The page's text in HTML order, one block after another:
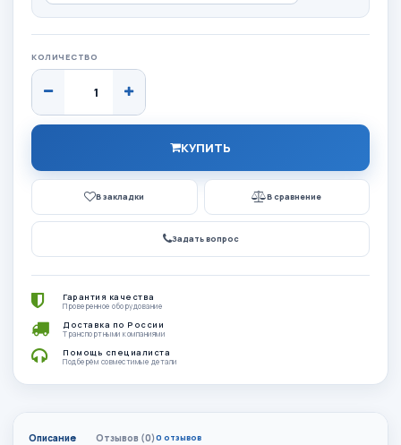
КОЛИЧЕСТВО
КУПИТЬ
В закладки В сравнение
Задать вопрос
Гарантия качества
Проверенное оборудование
Доставка по России
Транспортными компаниями
Помощь специалиста
Подберём совместимые детали
Описание Отзывов (0)0 отзывов